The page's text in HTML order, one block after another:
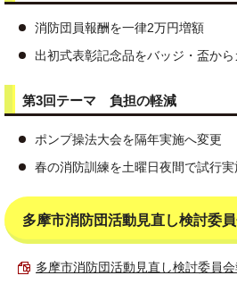
消防団員報酬を一律2万円増額
出初式表彰記念品をバッジ・盃か
第3回テーマ 負担の軽減
ポンプ操法大会を隔年実施へ変更
春の消防訓練を土曜日夜間で試行実
多摩市消防団活動見直し検討委
多摩市消防団活動見直し検討委員